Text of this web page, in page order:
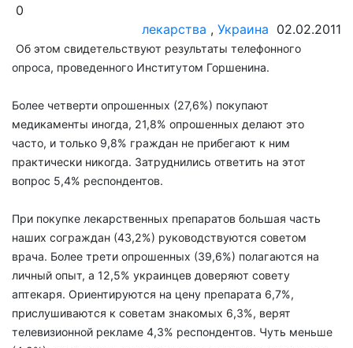
0
лекарства , Украина 02.02.2011
Об этом свидетельствуют результаты телефонного
опроса, проведенного Институтом Горшенина.
Более четверти опрошенных (27,6%) покупают
медикаменты иногда, 21,8% опрошенных делают это
часто, и только 9,8% граждан не прибегают к ним
практически никогда. Затруднились ответить на этот
вопрос 5,4% респондентов.
При покупке лекарственных препаратов большая часть
наших сограждан (43,2%) руководствуются советом
врача. Более трети опрошенных (39,6%) полагаются на
личный опыт, а 12,5% украинцев доверяют совету
аптекаря. Ориентируются на цену препарата 6,7%,
прислушиваются к советам знакомых 6,3%, верят
телевизионной рекламе 4,3% респондентов. Чуть меньше